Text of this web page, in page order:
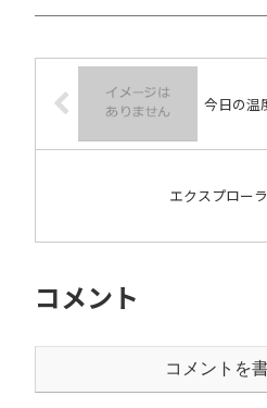
今日の温
エクスプロー
コメント
コメントを